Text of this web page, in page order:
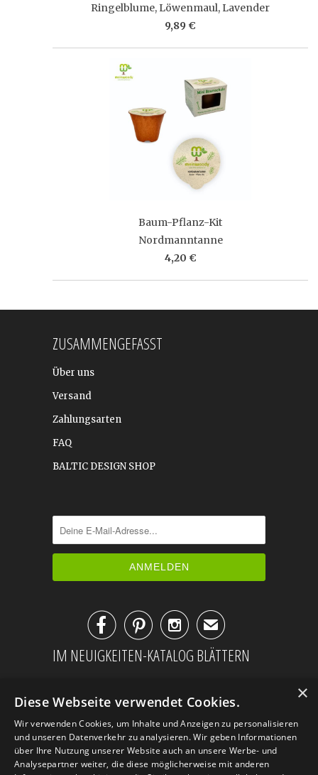
Ringelblume, Löwenmaul, Lavender
9,89 €
Baum-Pflanz-Kit
Nordmanntanne
4,20 €
ZUSAMMENGEFASST
Über uns
Versand
Zahlungsarten
FAQ
BALTIC DESIGN SHOP
✉
IM NEUIGKEITEN-KATALOG BLÄTTERN
×
Diese Webseite verwendet Cookies.
Wir verwenden Cookies, um Inhalte und Anzeigen zu personalisieren
und unseren Datenverkehr zu analysieren. Wir geben Informationen
über Ihre Nutzung unserer Website auch an unsere Werbe- und
Analysepartner weiter, die diese möglicherweise mit anderen